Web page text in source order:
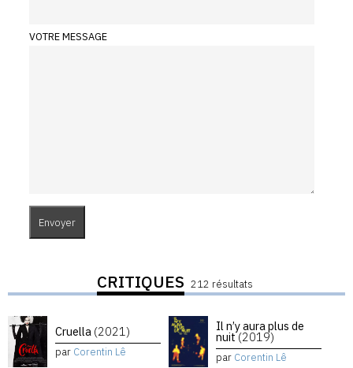
VOTRE MESSAGE
CRITIQUES 212 résultats
Cruella (2021)
par Corentin Lê
Il n’y aura plus de
nuit(2019)
par Corentin Lê